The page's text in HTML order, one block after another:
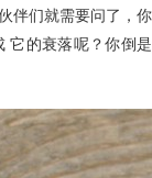
伴们就需要问了，你
它的衰落呢？你倒是